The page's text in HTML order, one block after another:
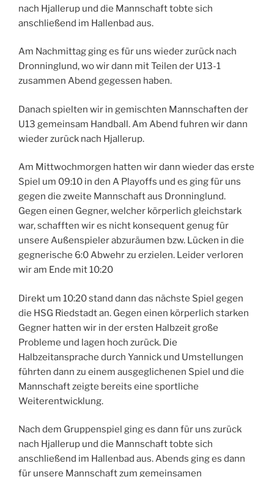
nach Hjallerup und die Mannschaft tobte sich
anschließend im Hallenbad aus.
Am Nachmittag ging es für uns wieder zurück nach
Dronninglund, wo wir dann mit Teilen der U13-1
zusammen Abend gegessen haben.
Danach spielten wir in gemischten Mannschaften der
U13 gemeinsam Handball. Am Abend fuhren wir dann
wieder zurück nach Hjallerup.
Am Mittwochmorgen hatten wir dann wieder das erste
Spiel um 09:10 in den A Playoffs und es ging für uns
gegen die zweite Mannschaft aus Dronninglund.
Gegen einen Gegner, welcher körperlich gleichstark
war, schafften wir es nicht konsequent genug für
unsere Außenspieler abzuräumen bzw. Lücken in die
gegnerische 6:0 Abwehr zu erzielen. Leider verloren
wir am Ende mit 10:20
Direkt um 10:20 stand dann das nächste Spiel gegen
die HSG Riedstadt an. Gegen einen körperlich starken
Gegner hatten wir in der ersten Halbzeit große
Probleme und lagen hoch zurück. Die
Halbzeitansprache durch Yannick und Umstellungen
führten dann zu einem ausgeglichenen Spiel und die
Mannschaft zeigte bereits eine sportliche
Weiterentwicklung.
Nach dem Gruppenspiel ging es dann für uns zurück
nach Hjallerup und die Mannschaft tobte sich
anschließend im Hallenbad aus. Abends ging es dann
für unsere Mannschaft zum gemeinsamen